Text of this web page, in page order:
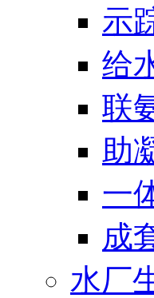
示
给
联
助
一
成
水厂